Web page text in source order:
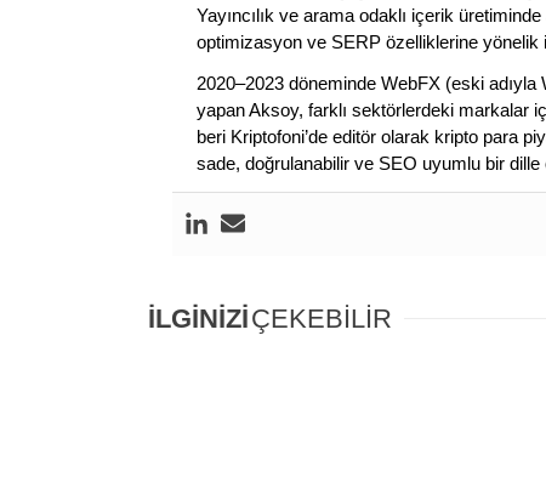
Yayıncılık ve arama odaklı içerik
optimizasyon ve SERP özelliklerine yönelik
2020–2023 döneminde WebFX (eski
yapan Aksoy, farklı sektörlerdeki markalar
beri Kriptofoni’de editör olarak kripto para
sade, doğrulanabilir ve SEO uyumlu bir dille
İLGİNİZİÇEKEBİLİR